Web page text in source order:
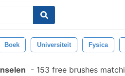
Boek Universiteit Fysica
- 153 free brushes